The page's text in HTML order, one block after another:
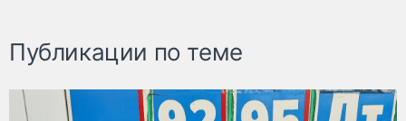
Публикации по теме